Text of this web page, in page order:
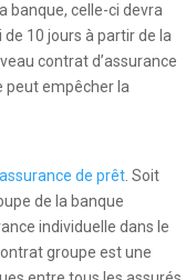
banque, celle-ci devra
10 jours à partir de la
contrat d’assurance
peut empêcher la
de prêt. Soit
de la banque
individuelle dans le
groupe est une